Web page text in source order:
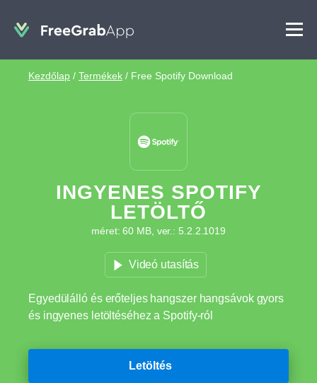
Kezdőlap / Termékek / Free Spotify Download
INGYENES SPOTIFY
LETÖLTŐ
méret: 60 MB, ver.: 5.2.2.1019
Videó utasítás
Egyedülálló és erőteljes hangszer hangsávok gyors
és ingyenes letöltéséhez a Spotify-ról
Letöltés